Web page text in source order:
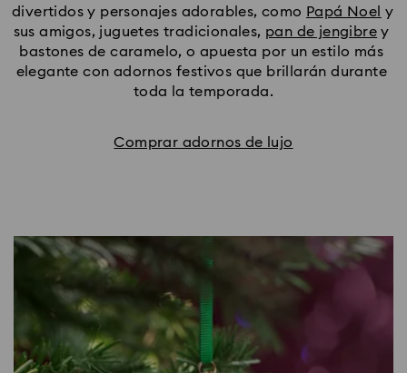
divertidos y personajes adorables, como Papá Noel y
sus amigos, juguetes tradicionales, pan de jengibre y
bastones de caramelo, o apuesta por un estilo más
elegante con adornos festivos que brillarán durante
toda la temporada.
Comprar adornos de lujo